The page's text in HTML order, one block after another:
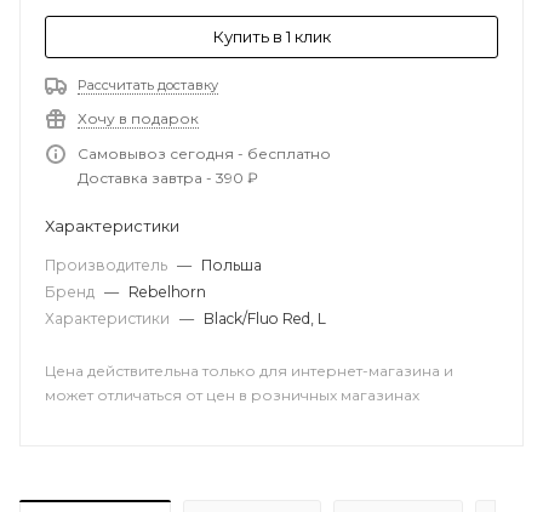
Купить в 1 клик
Рассчитать доставку
Хочу в подарок
Самовывоз сегодня - бесплатно
Доставка завтра - 390 ₽
Характеристики
Производитель — Польша
Бренд — Rebelhorn
Характеристики — Black/Fluo Red, L
Цена действительна только для интернет-магазина и
может отличаться от цен в розничных магазинах